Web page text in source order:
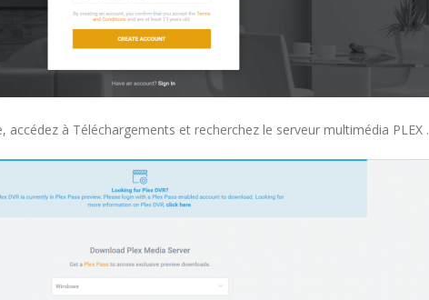
accédez à Téléchargements et recherchez le serveur multimédia PLEX .